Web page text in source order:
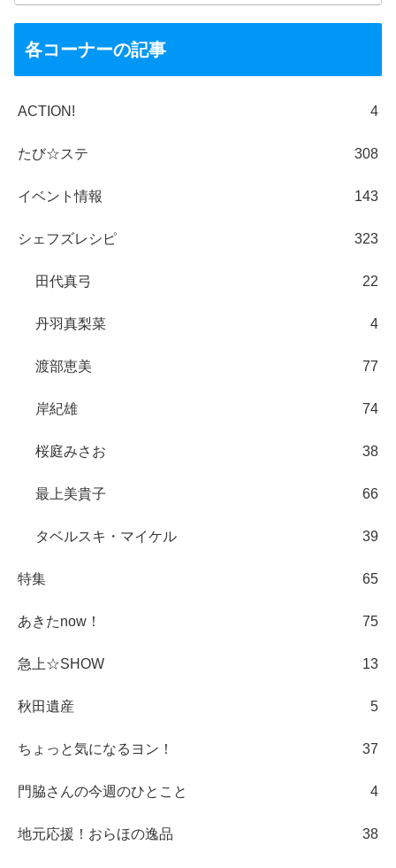
各コーナーの記事
ACTION! 4
たび☆ステ 308
イベント情報 143
シェフズレシピ 323
田代真弓 22
丹羽真梨菜 4
渡部恵美 77
岸紀雄 74
桜庭みさお 38
最上美貴子 66
タベルスキ・マイケル 39
特集 65
あきたnow！ 75
急上☆SHOW 13
秋田遺産 5
ちょっと気になるヨン！ 37
門脇さんの今週のひとこと 4
地元応援！おらほの逸品 38